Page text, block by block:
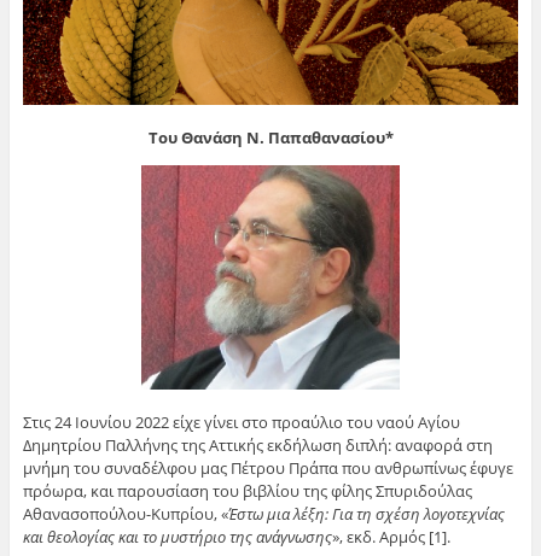
Του Θανάση Ν. Παπαθανασίου*
Στις 24 Ιουνίου 2022 είχε γίνει στο προαύλιο του ναού Αγίου
Δημητρίου Παλλήνης της Αττικής εκδήλωση διπλή: αναφορά στη
μνήμη του συναδέλφου μας Πέτρου Πράπα που ανθρωπίνως έφυγε
πρόωρα, και παρουσίαση του βιβλίου της φίλης Σπυριδούλας
Αθανασοπούλου-Κυπρίου, «Έστω μια λέξη: Για τη σχέση λογοτεχνίας
και θεολογίας και το μυστήριο της ανάγνωσης», εκδ. Αρμός [1].